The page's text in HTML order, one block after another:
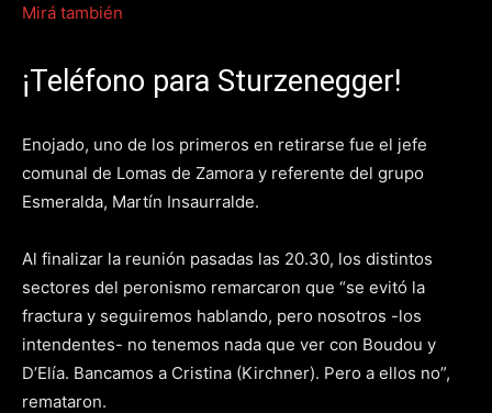
Mirá también
¡Teléfono para Sturzenegger!
Enojado, uno de los primeros en retirarse fue el jefe
comunal de Lomas de Zamora y referente del grupo
Esmeralda, Martín Insaurralde.
Al finalizar la reunión pasadas las 20.30, los distintos
sectores del peronismo remarcaron que “se evitó la
fractura y seguiremos hablando, pero nosotros -los
intendentes- no tenemos nada que ver con Boudou y
D’Elía. Bancamos a Cristina (Kirchner). Pero a ellos no”,
remataron.